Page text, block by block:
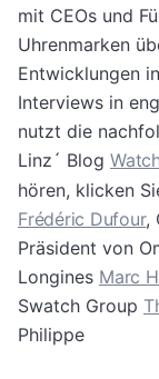
mit CEOs und
Uhrenmarken
Entwicklungen
Interviews in
nutzt die
Linz´ Blog
hören, klicken
Frédéric Dufour,
Präsident von
Longines Marc
Swatch Group
Philippe